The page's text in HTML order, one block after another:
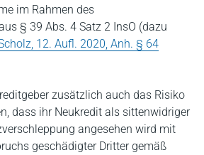
im Rahmen des
§ 39 Abs. 4 Satz 2 InsO (dazu
12. Aufl. 2020, Anh. § 64
zusätzlich auch das Risiko
dass ihr Neukredit als sittenwidriger
angesehen wird mit
geschädigter Dritter gemäß